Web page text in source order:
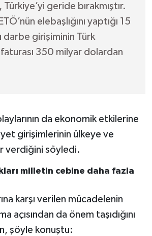
geride bırakmıştır.
elebaşlığını yaptığı 15
darbe girişiminin Türk
350 milyar dolardan
da ekonomik etkilerine
girişimlerinin ülkeye ve
verdiğini söyledi.
milletin cebine daha fazla
karşı verilen mücadelenin
açısından da önem taşıdığını
şöyle konuştu: